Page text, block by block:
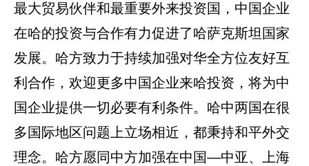
最大贸易伙伴和最重要外来投资国，中国企业
在哈的投资与合作有力促进了哈萨克斯坦国家
发展。哈方致力于持续加强对华全方位友好互
利合作，欢迎更多中国企业来哈投资，将为中
国企业提供一切必要有利条件。哈中两国在很
多国际地区问题上立场相近，都秉持和平外交
理念。哈方愿同中方加强在中国—中亚、上海